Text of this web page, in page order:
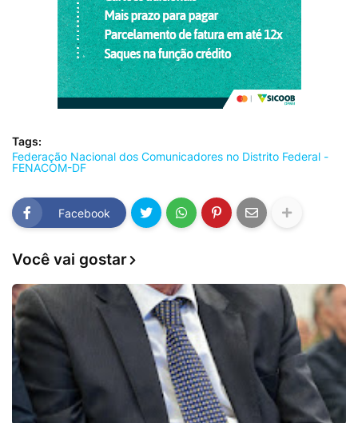
Tags:
Federação Nacional dos Comunicadores no Distrito Federal -
FENACOM-DF
Facebook
Você vai gostar